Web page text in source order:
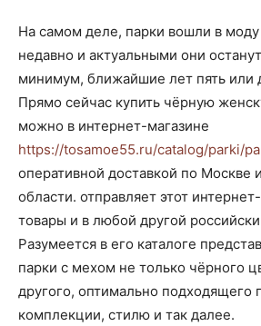
На самом деле, парки вошли в моду
недавно и актуальными они
минимум, ближайшие лет пять или
Прямо сейчас купить чёрную
можно в интернет-магазине
https://tosamoe55.ru/catalog/parki/
оперативной доставкой по Москве
области. отправляет этот
товары и в любой другой
Разумеется в его каталоге
парки с мехом не только чёрного
другого, оптимально подходящего
комплекции, стилю и так далее.